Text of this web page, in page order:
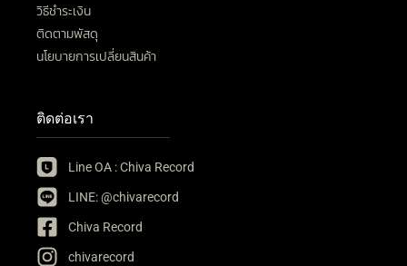
วิธีชำระเงิน
ติดตามพัสดุ
นโยบายการเปลี่ยนสินค้า
ติดต่อเรา
Line OA : Chiva Record
LINE: @chivarecord
Chiva Record
chivarecord